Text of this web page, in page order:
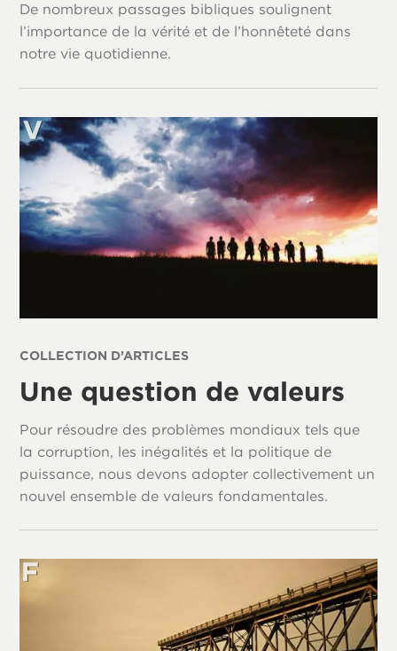
De nombreux passages bibliques soulignent
l’importance de la vérité et de l’honnêteté dans
notre vie quotidienne.
COLLECTION D’ARTICLES
Une question de valeurs
Pour résoudre des problèmes mondiaux tels que
la corruption, les inégalités et la politique de
puissance, nous devons adopter collectivement un
nouvel ensemble de valeurs fondamentales.